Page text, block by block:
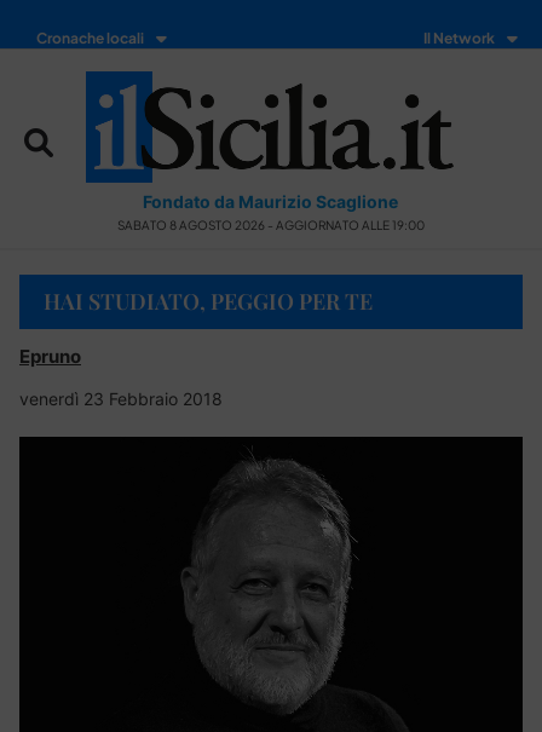
Cronache locali Il Network
Fondato da Maurizio Scaglione
SABATO 8 AGOSTO 2026 - AGGIORNATO ALLE 19:00
HAI STUDIATO, PEGGIO PER TE
Epruno
venerdì 23 Febbraio 2018